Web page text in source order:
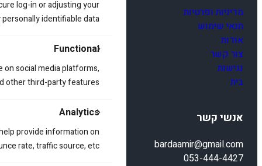
log-in or adjusting your
identifiable data.
Functional
social media platforms,
other third-party features.
Analytics
provide information on
rate, traffic source, etc.
מדיניות ופרטיות
תנאי שימוש
אודות
צור קשר
נגישות
בית
אנשי קשר
bardaamir@gmail.com
053-444-4427